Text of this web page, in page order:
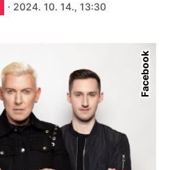
· 2024. 10. 14., 13:30
Facebook